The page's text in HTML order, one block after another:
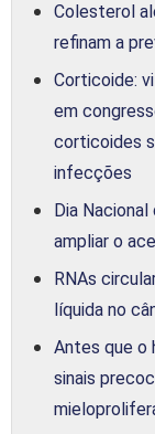
Colesterol
refinam a
Corticoide:
em
corticoides
infecções
Dia
ampliar o
RNAs
líquida no
Antes que o
sinais